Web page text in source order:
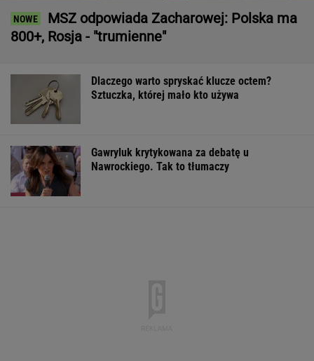
MSZ odpowiada Zacharowej: Polska ma
800+, Rosja - "trumienne"
Dlaczego warto spryskać klucze octem?
Sztuczka, której mało kto używa
Gawryluk krytykowana za debatę u
Nawrockiego. Tak to tłumaczy